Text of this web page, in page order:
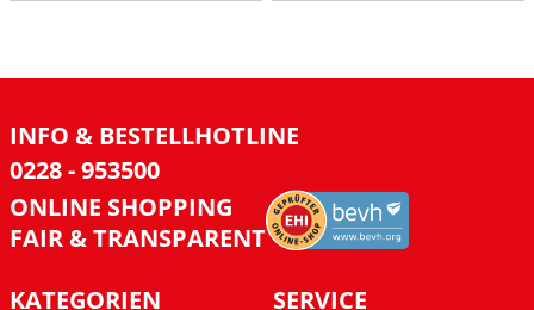
INFO & BESTELLHOTLINE
0228 - 953500
ONLINE SHOPPING
FAIR & TRANSPARENT
KATEGORIEN
SERVICE